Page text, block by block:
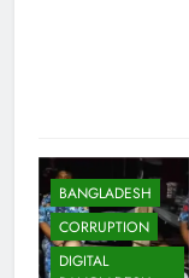
BANGLADESH
CORRUPTION
DIGITAL